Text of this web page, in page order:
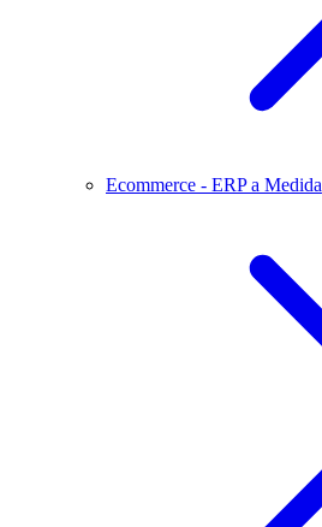
Ecommerce - ERP a Medida